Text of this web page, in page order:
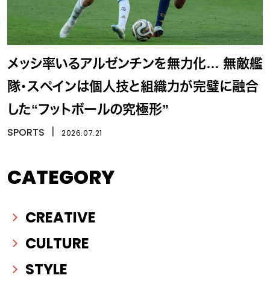
メッシ率いるアルゼンチンを無力化… 無敵艦
隊・スペインは個人技と組織力が完璧に融合
した“フットボールの究極形”
SPORTS 2026.07.21
CATEGORY
CREATIVE
CULTURE
STYLE